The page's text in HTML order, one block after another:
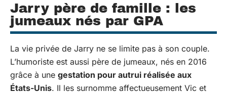
Jarry père de famille : les
jumeaux nés par GPA
La vie privée de Jarry ne se limite pas à son couple.
L’humoriste est aussi père de jumeaux, nés en 2016
grâce à une gestation pour autrui réalisée aux
États-Unis. Il les surnomme affectueusement Vic et